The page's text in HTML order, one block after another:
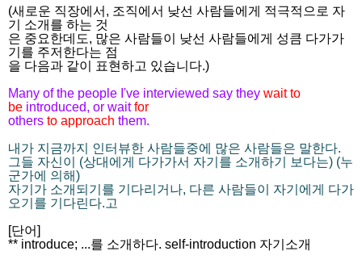
(새로운 직장에서, 조직에서 낮선 사람들에게 적극적으로 자
기 소개를 하는 것
은 중요한데도, 많은 사람들이 낮선 사람들에게 성큼 다가가
기를 주저한다는 점
을 다음과 같이 표현하고 있습니다.)
Many of the people I've interviewed say they wait to
be introduced, or waitfor
others to approach them.
내가 지금까지 인터뷰한 사람들중에 많은 사람들은 말한다.
그들 자신이 (상대에게 다가가서 자기를 소개하기 보다는) (누
군가에 의해)
자기가 소개되기를 기다리거나, 다른 사람들이 자기에게 다가
오기를 기다린다.고
[단어]
** introduce; ...를 소개하다. self-introduction 자기소개